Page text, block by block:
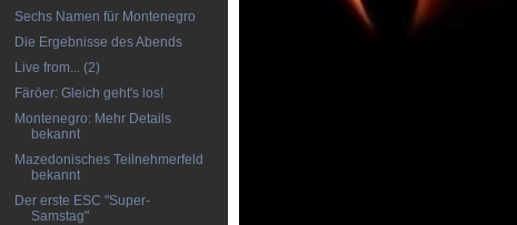
Sechs Namen für Montenegro
Die Ergebnisse des Abends
Live from... (2)
Färöer: Gleich geht's los!
Montenegro: Mehr Details
bekannt
Mazedonisches Teilnehmerfeld
bekannt
Der erste ESC "Super-
Samstag"